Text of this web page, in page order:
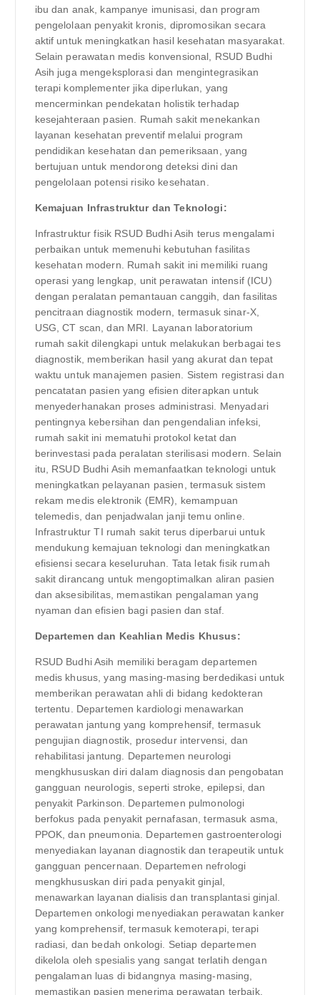
ibu dan anak, kampanye imunisasi, dan program
pengelolaan penyakit kronis, dipromosikan secara
aktif untuk meningkatkan hasil kesehatan masyarakat.
Selain perawatan medis konvensional, RSUD Budhi
Asih juga mengeksplorasi dan mengintegrasikan
terapi komplementer jika diperlukan, yang
mencerminkan pendekatan holistik terhadap
kesejahteraan pasien. Rumah sakit menekankan
layanan kesehatan preventif melalui program
pendidikan kesehatan dan pemeriksaan, yang
bertujuan untuk mendorong deteksi dini dan
pengelolaan potensi risiko kesehatan.
Kemajuan Infrastruktur dan Teknologi:
Infrastruktur fisik RSUD Budhi Asih terus mengalami
perbaikan untuk memenuhi kebutuhan fasilitas
kesehatan modern. Rumah sakit ini memiliki ruang
operasi yang lengkap, unit perawatan intensif (ICU)
dengan peralatan pemantauan canggih, dan fasilitas
pencitraan diagnostik modern, termasuk sinar-X,
USG, CT scan, dan MRI. Layanan laboratorium
rumah sakit dilengkapi untuk melakukan berbagai tes
diagnostik, memberikan hasil yang akurat dan tepat
waktu untuk manajemen pasien. Sistem registrasi dan
pencatatan pasien yang efisien diterapkan untuk
menyederhanakan proses administrasi. Menyadari
pentingnya kebersihan dan pengendalian infeksi,
rumah sakit ini mematuhi protokol ketat dan
berinvestasi pada peralatan sterilisasi modern. Selain
itu, RSUD Budhi Asih memanfaatkan teknologi untuk
meningkatkan pelayanan pasien, termasuk sistem
rekam medis elektronik (EMR), kemampuan
telemedis, dan penjadwalan janji temu online.
Infrastruktur TI rumah sakit terus diperbarui untuk
mendukung kemajuan teknologi dan meningkatkan
efisiensi secara keseluruhan. Tata letak fisik rumah
sakit dirancang untuk mengoptimalkan aliran pasien
dan aksesibilitas, memastikan pengalaman yang
nyaman dan efisien bagi pasien dan staf.
Departemen dan Keahlian Medis Khusus:
RSUD Budhi Asih memiliki beragam departemen
medis khusus, yang masing-masing berdedikasi untuk
memberikan perawatan ahli di bidang kedokteran
tertentu. Departemen kardiologi menawarkan
perawatan jantung yang komprehensif, termasuk
pengujian diagnostik, prosedur intervensi, dan
rehabilitasi jantung. Departemen neurologi
mengkhususkan diri dalam diagnosis dan pengobatan
gangguan neurologis, seperti stroke, epilepsi, dan
penyakit Parkinson. Departemen pulmonologi
berfokus pada penyakit pernafasan, termasuk asma,
PPOK, dan pneumonia. Departemen gastroenterologi
menyediakan layanan diagnostik dan terapeutik untuk
gangguan pencernaan. Departemen nefrologi
mengkhususkan diri pada penyakit ginjal,
menawarkan layanan dialisis dan transplantasi ginjal.
Departemen onkologi menyediakan perawatan kanker
yang komprehensif, termasuk kemoterapi, terapi
radiasi, dan bedah onkologi. Setiap departemen
dikelola oleh spesialis yang sangat terlatih dengan
pengalaman luas di bidangnya masing-masing,
memastikan pasien menerima perawatan terbaik.